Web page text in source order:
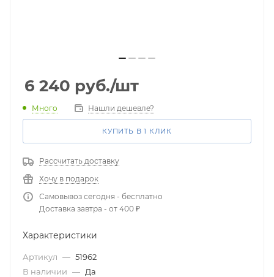
6 240 руб./шт
Много Нашли дешевле?
КУПИТЬ В 1 КЛИК
Рассчитать доставку
Хочу в подарок
Самовывоз сегодня - бесплатно
Доставка завтра - от 400 ₽
Характеристики
Артикул — 51962
В наличии — Да